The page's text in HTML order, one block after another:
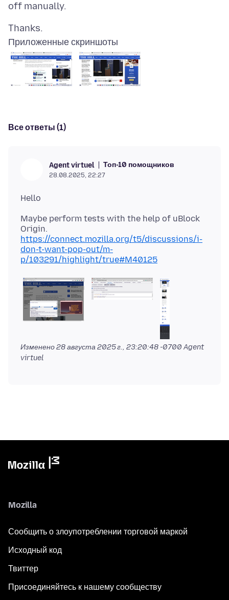
Приложенные скриншоты
Все ответы (1)
Agent virtuel Топ-10 помощников
28.08.2025, 22:27
Maybe perform tests with the help of uBlock
https://connect.mozilla.org/t5/discussions/i-
don-t-want-pop-out/m-
p/103291/highlight/true#M40125
Изменено28 августа 2025 г., 23:20:48 -0700 Agent
virtuel
Mozilla
Сообщить о злоупотреблении торговой маркой
Исходный код
Твиттер
Присоединяйтесь к нашему сообществу